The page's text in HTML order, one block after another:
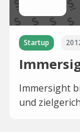
Startup
Immersight
und